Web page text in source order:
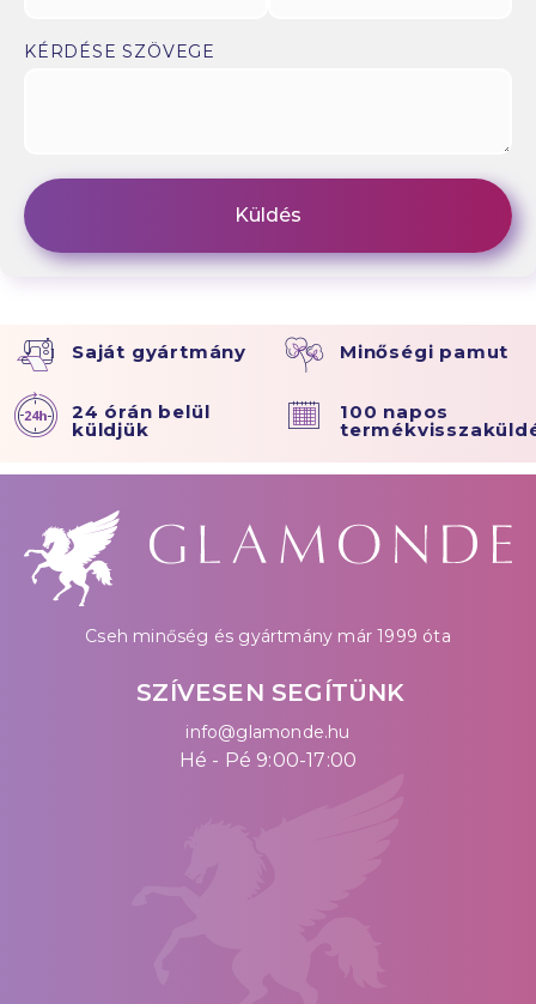
KÉRDÉSE SZÖVEGE
Saját gyártmány Minőségi pamut
24 órán belül
küldjük
100 napos
Cseh minőség és gyártmány már 1999 óta
SZÍVESEN SEGÍTÜNK
info@glamonde.hu
Hé - Pé 9:00-17:00